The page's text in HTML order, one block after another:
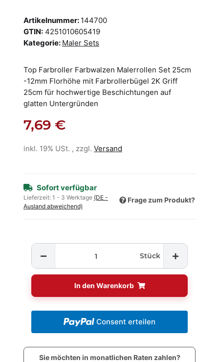
Artikelnummer: 144700
GTIN: 4251010605419
Kategorie: Maler Sets
Top Farbroller Farbwalzen Malerrollen Set 25cm
-12mm Florhöhe mit Farbrollerbügel 2K Griff
25cm für hochwertige Beschichtungen auf
glatten Untergründen
7,69 €
inkl. 19% USt. , zzgl. Versand
Sofort verfügbar
Lieferzeit: 1 - 3 Werktage (DE -
Ausland abweichend)
Frage zum Produkt?
Stück
In den Warenkorb
Consent erteilen
Sie möchten in monatlichen Raten zahlen?